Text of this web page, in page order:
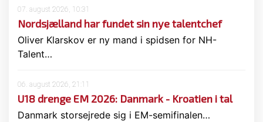
07. august 2026, 10:31
Nordsjælland har fundet sin nye talentchef
Oliver Klarskov er ny mand i spidsen for NH-
Talent…
06. august 2026, 21:11
U18 drenge EM 2026: Danmark - Kroatien i tal
Danmark storsejrede sig i EM-semifinalen…